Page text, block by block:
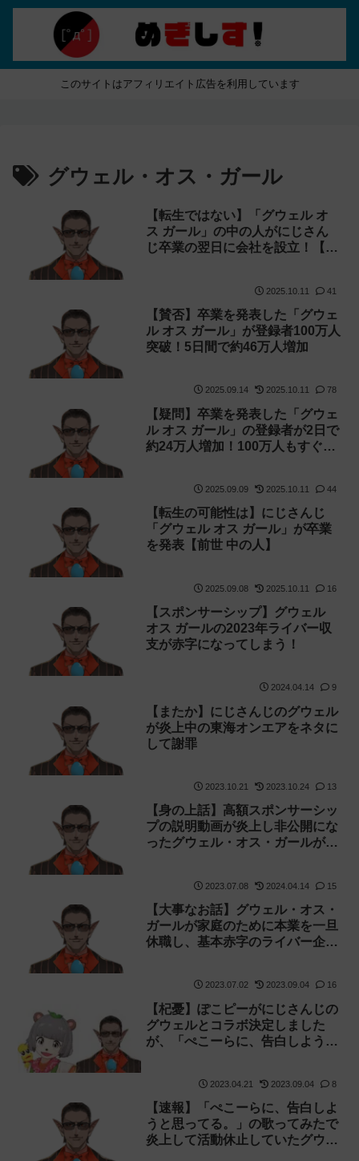
このサイトはアフィリエイト広告を利用しています
グウェル・オス・ガール
【転生ではない】「グウェル オ
ス ガール」の中の人がにじさん
じ卒業の翌日に会社を設立！【コ
2025.10.11 41
【賛否】卒業を発表した「グウェ
ル オス ガール」が登録者100万人
突破！5日間で約46万人増加
2025.09.14 2025.10.11 78
【疑問】卒業を発表した「グウェ
ル オス ガール」の登録者が2日で
約24万人増加！100万人もすぐ達
2025.09.09 2025.10.11 44
【転生の可能性は】にじさんじ
「グウェル オス ガール」が卒業
を発表【前世 中の人】
2025.09.08 2025.10.11 16
【スポンサーシップ】グウェル
オス ガールの2023年ライバー収
支が赤字になってしまう！
2024.04.14 9
【またか】にじさんじのグウェル
が炎上中の東海オンエアをネタに
して謝罪
2023.10.21 2023.10.24 13
【身の上話】高額スポンサーシッ
プの説明動画が炎上し非公開にな
ったグウェル・オス・ガールが再
2023.07.08 2024.04.14 15
【大事なお話】グウェル・オス・
ガールが家庭のために本業を一旦
休職し、基本赤字のライバー企画
2023.07.02 2023.09.04 16
【杞憂】ぽこピーがにじさんじの
グウェルとコラボ決定しました
が、「ぺこーらに、告白しようと
2023.04.21 2023.09.04 8
【速報】「ぺこーらに、告白しよ
うと思ってる。」の歌ってみたで
炎上して活動休止していたグウェ